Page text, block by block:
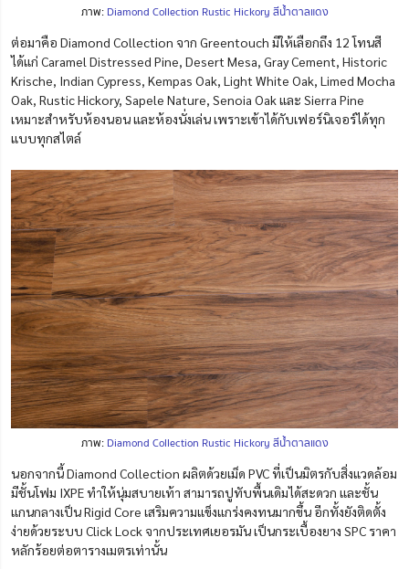
ภาพ: Diamond Collection Rustic Hickory สีน้ำตาลแดง
ต่อมาคือ Diamond Collection จาก Greentouch มีให้เลือกถึง 12 โทนสี
ได้แก่ Caramel Distressed Pine, Desert Mesa, Gray Cement, Historic
Krische, Indian Cypress, Kempas Oak, Light White Oak, Limed Mocha
Oak, Rustic Hickory, Sapele Nature, Senoia Oak และ Sierra Pine
เหมาะสำหรับห้องนอน และห้องนั่งเล่น เพราะเข้าได้กับเฟอร์นิเจอร์ได้ทุก
แบบทุกสไตล์
ภาพ: Diamond Collection Rustic Hickory สีน้ำตาลแดง
นอกจากนี้ Diamond Collection ผลิตด้วยเม็ด PVC ที่เป็นมิตรกับสิ่งแวดล้อม
มีชั้นโฟม IXPE ทำให้นุ่มสบายเท้า สามารถปูทับพื้นเดิมได้สะดวก และชั้น
แกนกลางเป็น Rigid Core เสริมความแข็งแกร่งคงทนมากขึ้น อีกทั้งยังติดตั้ง
ง่ายด้วยระบบ Click Lock จากประเทศเยอรมัน เป็นกระเบื้องยาง SPC ราคา
หลักร้อยต่อตารางเมตรเท่านั้น